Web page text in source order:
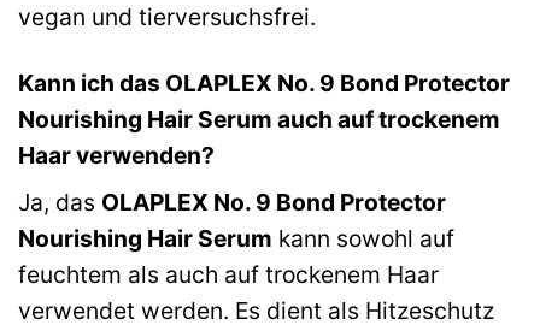
vegan und tierversuchsfrei.
Kann ich das OLAPLEX No. 9 Bond Protector
Nourishing Hair Serum auch auf trockenem
Haar verwenden?
Ja, das OLAPLEX No. 9 Bond Protector
Nourishing Hair Serum kann sowohl auf
feuchtem als auch auf trockenem Haar
verwendet werden. Es dient als Hitzeschutz